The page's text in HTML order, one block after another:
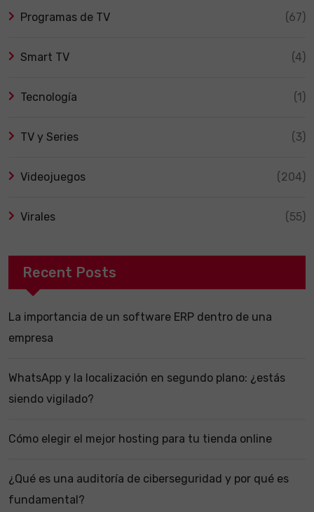
Programas de TV (67)
Smart TV (4)
Tecnología (1)
TV y Series (3)
Videojuegos (204)
Virales (55)
Recent Posts
La importancia de un software ERP dentro de una
empresa
WhatsApp y la localización en segundo plano: ¿estás
siendo vigilado?
Cómo elegir el mejor hosting para tu tienda online
¿Qué es una auditoría de ciberseguridad y por qué es
fundamental?